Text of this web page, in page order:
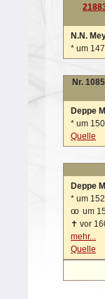
N.N.
* um
Nr.
Deppe
* um
Quelle
Deppe
* um
oo um
✝ vor
mehr...
Quelle